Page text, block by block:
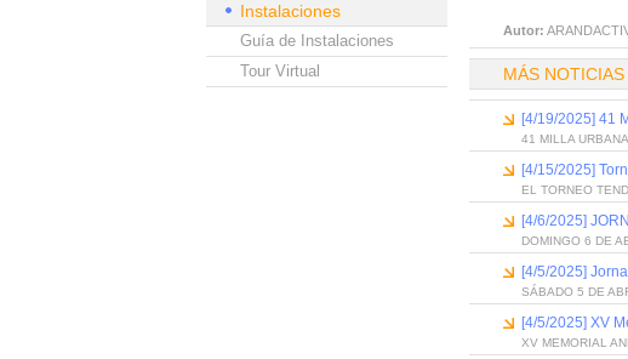
Instalaciones
Guía de Instalaciones
Tour Virtual
Autor:
MÁS NOTICIAS
[4/19/2025] 41
41 MILLA
[4/15/2025]
EL TORNEO
[4/6/2025]
DOMINGO 6 DE
[4/5/2025]
SÁBADO 5 DE
[4/5/2025] XV
XV MEMORIAL